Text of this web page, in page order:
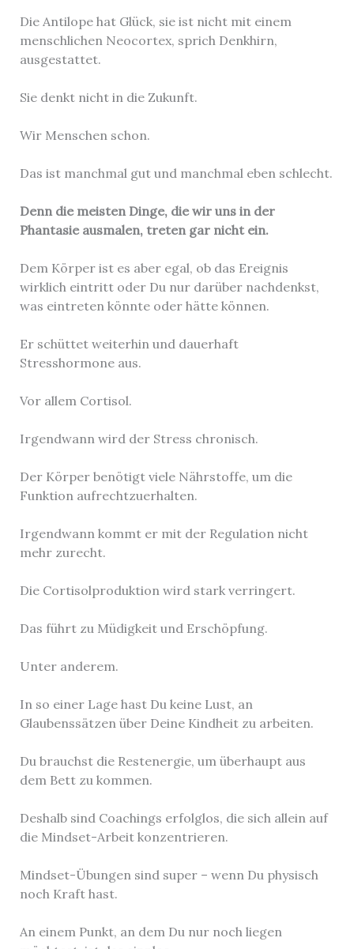
Die Antilope hat Glück, sie ist nicht mit einem
menschlichen Neocortex, sprich Denkhirn,
ausgestattet.
Sie denkt nicht in die Zukunft.
Wir Menschen schon.
Das ist manchmal gut und manchmal eben schlecht.
Denn die meisten Dinge, die wir uns in der
Phantasie ausmalen, treten gar nicht ein.
Dem Körper ist es aber egal, ob das Ereignis
wirklich eintritt oder Du nur darüber nachdenkst,
was eintreten könnte oder hätte können.
Er schüttet weiterhin und dauerhaft
Stresshormone aus.
Vor allem Cortisol.
Irgendwann wird der Stress chronisch.
Der Körper benötigt viele Nährstoffe, um die
Funktion aufrechtzuerhalten.
Irgendwann kommt er mit der Regulation nicht
mehr zurecht.
Die Cortisolproduktion wird stark verringert.
Das führt zu Müdigkeit und Erschöpfung.
Unter anderem.
In so einer Lage hast Du keine Lust, an
Glaubenssätzen über Deine Kindheit zu arbeiten.
Du brauchst die Restenergie, um überhaupt aus
dem Bett zu kommen.
Deshalb sind Coachings erfolglos, die sich allein auf
die Mindset-Arbeit konzentrieren.
Mindset-Übungen sind super – wenn Du physisch
noch Kraft hast.
An einem Punkt, an dem Du nur noch liegen